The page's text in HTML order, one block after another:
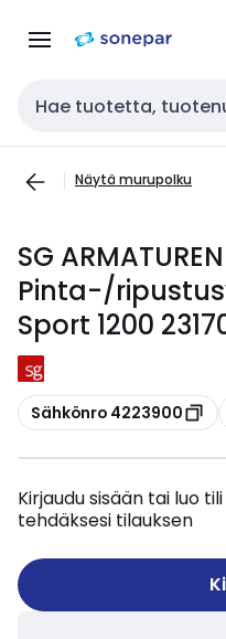
navigointiinsisältöön
Haku
Näytä murupolku
SG
Pinta-/
Sport 1200
Kopioi
Sähkönro 4223900
Kirjaudu sisään tai luo
tehdäksesi tilauksen